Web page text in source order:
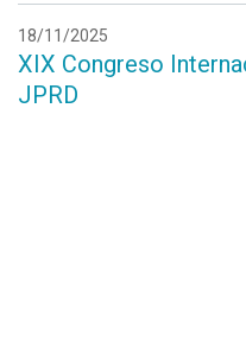
18/11/2025
XIX Congreso
JPRD